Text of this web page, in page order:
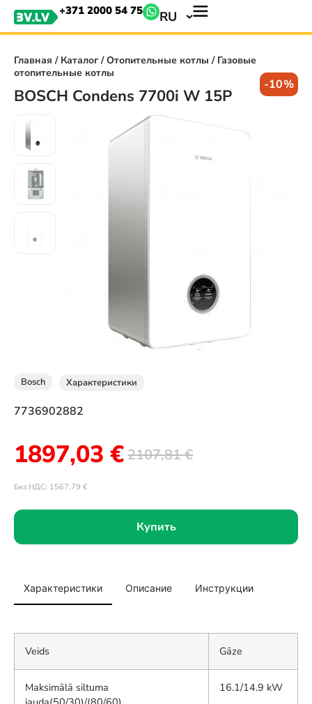
+371 2000 54 75 RU
Главная / Каталог/Отопительные котлы / Газовые
отопительные котлы
BOSCH Condens 7700i W 15P
-10%
Bosch Характеристики
7736902882
2107,81€
1897,03 €
Без НДС: 1567,79 €
Купить
Характеристики Описание Инструкции
Veids Gāze
Maksimālā siltuma
16.1/14.9 kW